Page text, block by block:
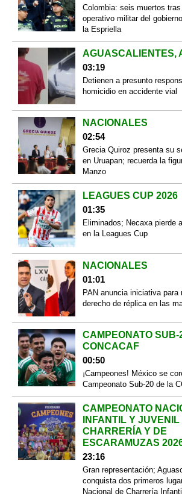
Colombia: seis muertos tras
operativo militar del
la Espriella
AGUASCALIENTES,
03:19
Detienen a presunto
homicidio en accidente vial
NACIONALES
02:54
Grecia Quiroz presenta su
en Uruapan; recuerda la
Manzo
LEAGUES CUP 2026
01:35
Eliminados; Necaxa pierde
en la Leagues Cup
NACIONALES
01:01
PAN anuncia iniciativa para
derecho de réplica en las
CAMPEONATO SUB-
CONCACAF
00:50
¡Campeones! México se
Campeonato Sub-20 de la
CAMPEONATO
INFANTIL Y JUVENIL
CHARRERÍA Y DE
ESCARAMUZAS
23:16
Gran representación;
conquista dos primeros
Nacional de Charrería